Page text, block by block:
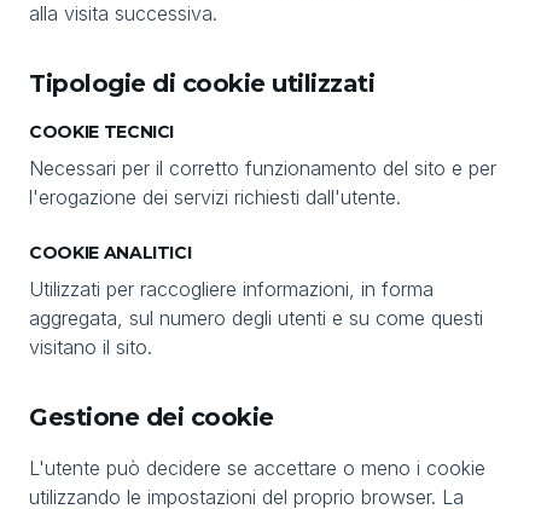
alla visita successiva.
Tipologie di cookie utilizzati
COOKIE TECNICI
Necessari per il corretto funzionamento del sito e per
l'erogazione dei servizi richiesti dall'utente.
COOKIE ANALITICI
Utilizzati per raccogliere informazioni, in forma
aggregata, sul numero degli utenti e su come questi
visitano il sito.
Gestione dei cookie
L'utente può decidere se accettare o meno i cookie
utilizzando le impostazioni del proprio browser. La